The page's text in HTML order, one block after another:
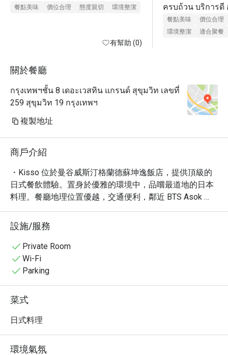
餐點美味 價位合理 態度親切 環境整潔
有幫助 (0)
餐點美味
價位合理
環境整潔
適合聚餐
關於餐廳
กรุงเทพฯชั้น 8 เดอะเวสทิน แกรนด์ สุขุมวิท เลขที่
259 สุขุมวิท 19 กรุงเทพฯ
複製地址
商戶介紹
・Kisso 位於曼谷威斯汀格蘭德蘇坤逸飯店，提供頂級的
日式餐飲體驗。置身於優雅的環境中，品嚐最道地的日本
料理。餐廳地理位置優越，交通便利，鄰近 BTS Asok
站。
・Kisso 以其精緻的懷石料理、新鮮的壽司和鐵板燒而聞
名。必嚐的包括招牌的黑毛和牛牛排、新鮮空運的生魚片
拼盤以及多款精選日本清酒。餐廳更設有私人包廂，提供
更隱私的用餐空間。
・立即透過 Eatigo 預訂 Kisso，即可享最高 5 折優惠，以
設施/服務
Private Room
Wi-Fi
Parking
菜式
日式料理
環境氣氛